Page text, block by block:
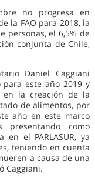
no progresa en
la FAO para 2018, la
personas, el 6,5% de
conjunta de Chile,
Daniel Caggiani
este año 2019 y
en la creación de la
de alimentos, por
año en este marco
presentando como
el PARLASUR, ya
teniendo en cuenta
a causa de una
Caggiani.